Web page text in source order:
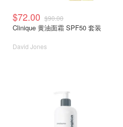
$72.00 $90.00
Clinique 黄油面霜 SPF50 套装
David Jones